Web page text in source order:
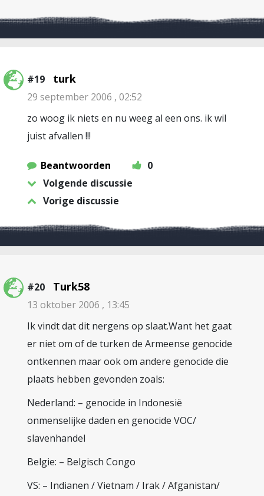
#19 turk
29 september 2006 , 02:52
zo woog ik niets en nu weeg al een ons. ik wil
juist afvallen !!!
Beantwoorden
0
Volgende discussie
Vorige discussie
#20 Turk58
13 oktober 2006 , 13:45
Ik vindt dat dit nergens op slaat.Want het gaat
er niet om of de turken de Armeense genocide
ontkennen maar ook om andere genocide die
plaats hebben gevonden zoals:
Nederland: – genocide in Indonesië
onmenselijke daden en genocide VOC/
slavenhandel
Belgie: – Belgisch Congo
VS: – Indianen / Vietnam / Irak / Afganistan/